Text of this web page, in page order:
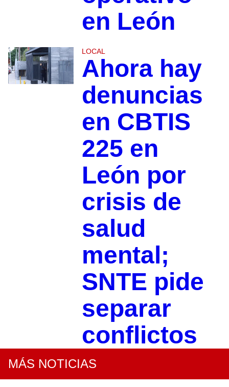
en León
LOCAL
Ahora hay
denuncias
en CBTIS
225 en
León por
crisis de
salud
mental;
SNTE pide
separar
conflictos
MÁS NOTICIAS